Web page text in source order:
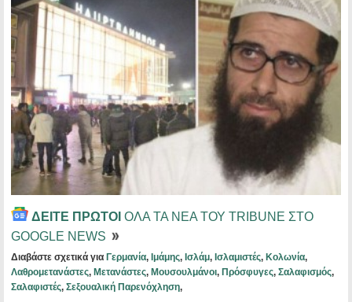
ΔΕΙΤΕ ΠΡΩΤΟΙ ΟΛΑ ΤΑ ΝΕΑ ΤΟΥ TRIBUNE ΣΤΟ
GOOGLE NEWS
Διαβάστε σχετικά για Γερμανία, Ιμάμης, Ισλάμ, Ισλαμιστές, Κολωνία,
Λαθρομετανάστες, Μετανάστες, Μουσουλμάνοι, Πρόσφυγες, Σαλαφισμός,
Σαλαφιστές, Σεξουαλική Παρενόχληση,